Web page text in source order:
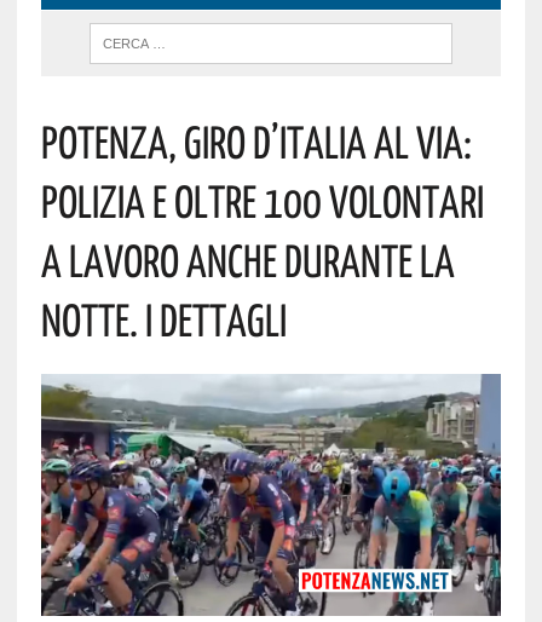
Potenza, Giro D’Italia Al Via:
Polizia E Oltre 100 Volontari
A Lavoro Anche Durante La
Notte. I Dettagli